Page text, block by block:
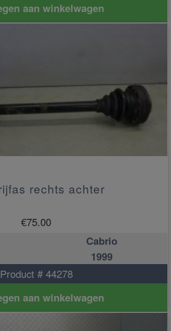
aan winkelwagen
rechts achter
€75.00
Cabrio
1999
Product # 44278
aan winkelwagen